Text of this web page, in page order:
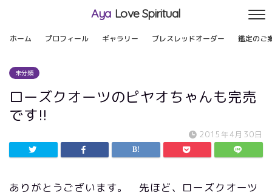
Aya Love Spiritual
ホーム プロフィール ギャラリー ブレスレッドオーダー 鑑定のご
未分類
ローズクオーツのピヤオちゃんも完売
です!!
2015年4月30日
ありがとうございます。 先ほど、ローズクオーツ